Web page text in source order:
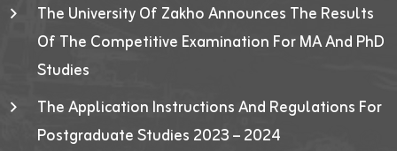
The University Of Zakho Announces The Results
Of The Competitive Examination For MA And PhD
Studies
The Application Instructions And Regulations For
Postgraduate Studies 2023 – 2024